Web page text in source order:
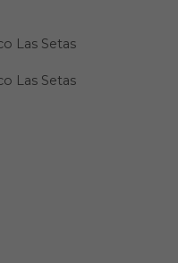
Las Setas
Las Setas